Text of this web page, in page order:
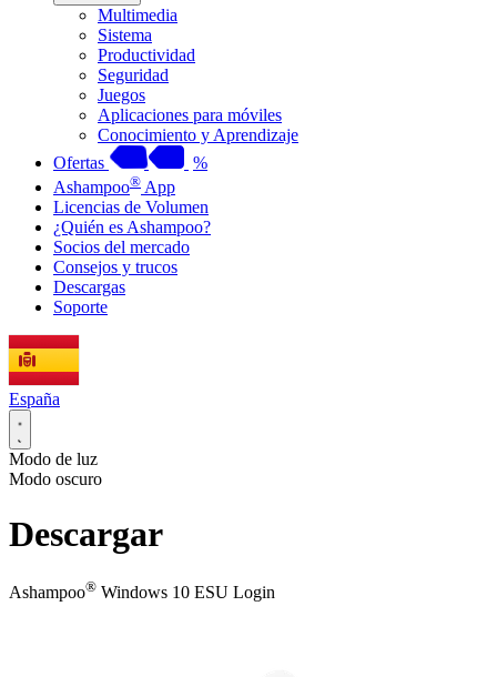
Multimedia
Sistema
Productividad
Seguridad
Juegos
Aplicaciones para móviles
Conocimiento y Aprendizaje
Ofertas
%
Ashampoo® App
Licencias de Volumen
¿Quién es Ashampoo?
Socios del mercado
Consejos y trucos
Descargas
Soporte
España
Modo de luz
Modo oscuro
Descargar
Ashampoo® Windows 10 ESU Login